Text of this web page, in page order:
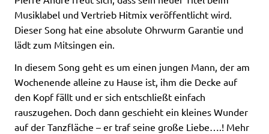
Musiklabel und Vertrieb Hitmix veröffentlicht wird.
Dieser Song hat eine absolute Ohrwurm Garantie und
lädt zum Mitsingen ein.
In diesem Song geht es um einen jungen Mann, der am
Wochenende alleine zu Hause ist, ihm die Decke auf
den Kopf fällt und er sich entschließt einfach
rauszugehen. Doch dann geschieht ein kleines Wunder
auf der Tanzfläche – er traf seine große Liebe….! Mehr